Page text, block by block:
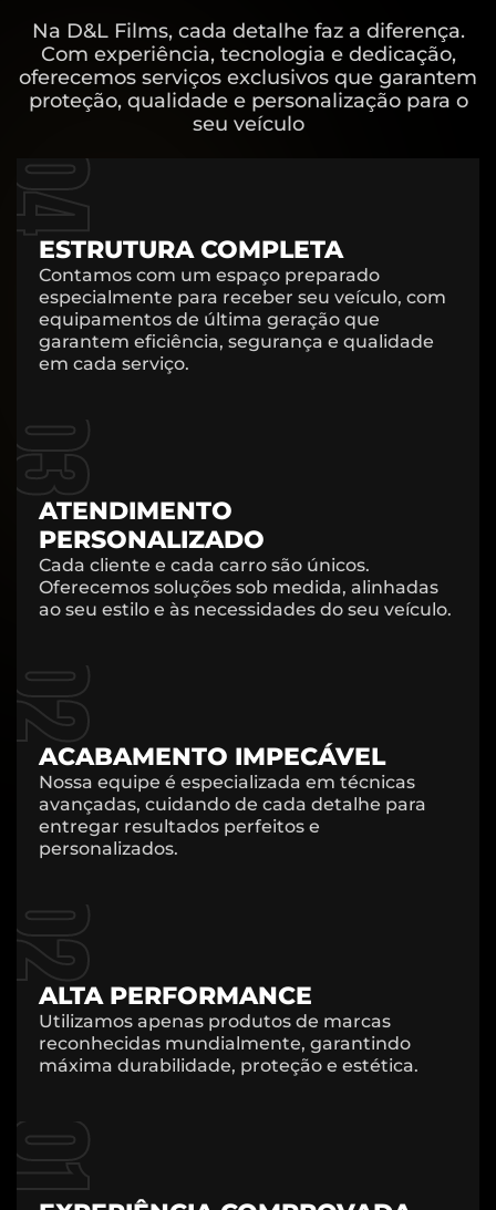
Na D&L Films, cada detalhe faz a diferença.
Com experiência, tecnologia e dedicação,
oferecemos serviços exclusivos que garantem
proteção, qualidade e personalização para o
seu veículo
ALTA PERFORMANCE
Utilizamos apenas produtos de marcas
reconhecidas mundialmente, garantindo
máxima durabilidade, proteção e estética.
ACABAMENTO IMPECÁVEL
Nossa equipe é especializada em técnicas
avançadas, cuidando de cada detalhe para
entregar resultados perfeitos e
personalizados.
ATENDIMENTO
PERSONALIZADO
Cada cliente e cada carro são únicos.
Oferecemos soluções sob medida, alinhadas
ao seu estilo e às necessidades do seu veículo.
ESTRUTURA COMPLETA
Contamos com um espaço preparado
especialmente para receber seu veículo, com
equipamentos de última geração que
garantem eficiência, segurança e qualidade
em cada serviço.